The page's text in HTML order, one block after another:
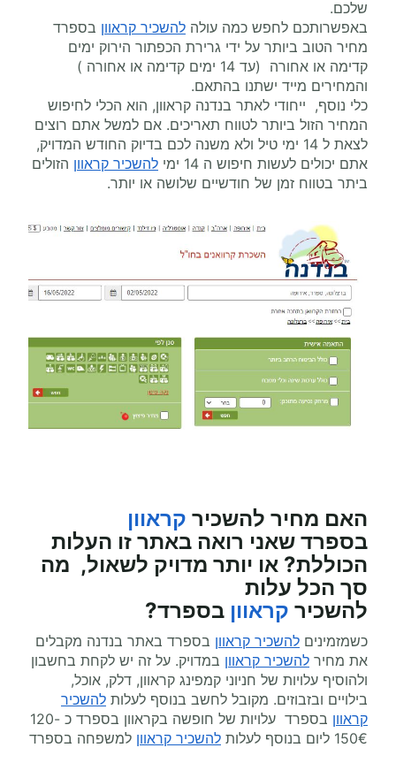
שלכם.
באפשרותכם לחפש כמה עולה להשכיר קראוון בספרד
מחיר הטוב ביותר על ידי גרירת הכפתור הירוק ימים
קדימה או אחורה (עד 14 ימים קדימה או אחורה )
והמחירים מייד ישתנו בהתאם.
כלי נוסף, ייחודי לאתר בנדנה קראוון, הוא הכלי לחיפוש
המחיר הזול ביותר לטווח תאריכים. אם למשל אתם רוצים
לצאת ל 14 ימי טיל ולא משנה לכם בדיוק החודש המדויק,
אתם יכולים לעשות חיפוש ה 14 ימי
להשכיר קראוון הזולים
ביתר בטווח זמן של חודשיים שלושה או יותר.
האם מחיר להשכיר קראוון
בספרד שאני רואה באתר זו העלות
הכוללת? או יותר מדויק לשאול, מה
סך הכל עלות
להשכיר קראוון בספרד?
כשמזמינים להשכיר קראוון בספרד באתר בנדנה מקבלים
את מחיר להשכיר קראוון במדויק. על זה יש לקחת בחשבון
ולהוסיף עלויות של חניוני קמפינג קראוון, דלק, אוכל,
בילויים ובזבוזים. מקובל לחשב בנוסף לעלות להשכיר
קראוון
בספרד עלויות של חופשה בקראוון בספרד כ 120-
150€ ליום בנוסף לעלות
להשכיר קראוון למשפחה בספרד